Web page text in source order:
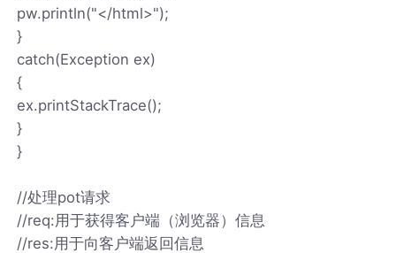
pw.println("</html>");
}
catch(Exception ex)
{
ex.printStackTrace();
}
}
//处理pot请求
//req:用于获得客户端（浏览器）信息
//res:用于向客户端返回信息